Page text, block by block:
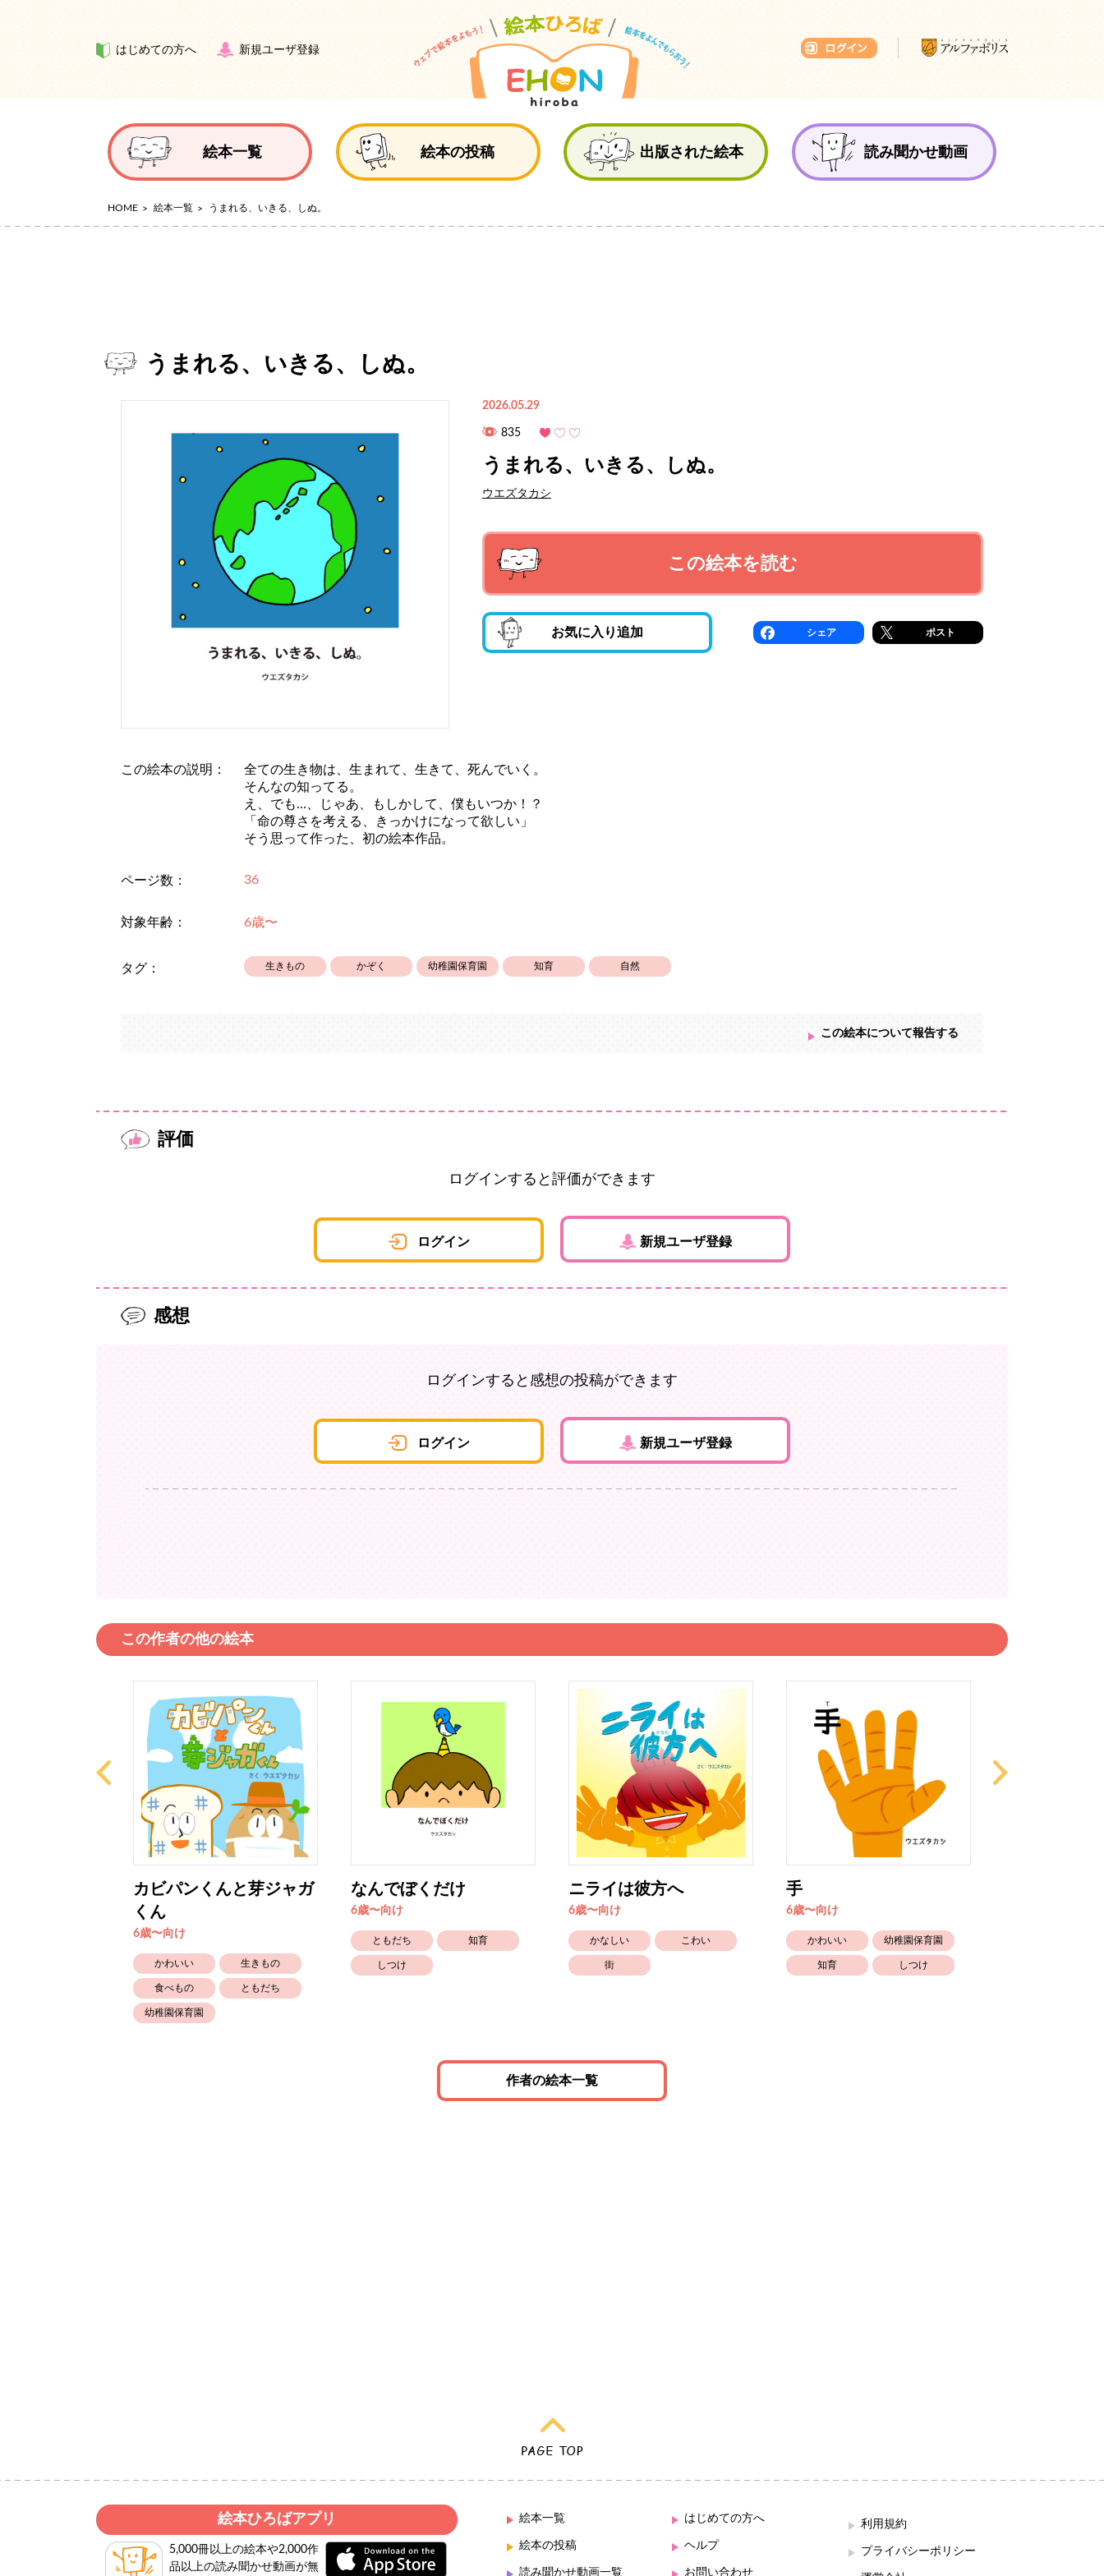
はじめての方へ 新規ユーザ登録
絵本一覧 絵本の投稿 出版された絵本 読み聞かせ動画
HOME 絵本一覧 うまれる、いきる、しぬ。
うまれる、いきる、しぬ。
2026.05.29
835
うまれる、いきる、しぬ。
ウエズタカシ
この絵本を読む
お気に入り追加 シェア ポスト
この絵本の説明：
全ての生き物は、生まれて、生きて、死んでいく。
そんなの知ってる。
え、でも…、じゃあ、もしかして、僕もいつか！？
「命の尊さを考える、きっかけになって欲しい」
そう思って作った、初の絵本作品。
ページ数： 36
対象年齢： 6歳〜
タグ： 生きもの かぞく 幼稚園保育園 知育 自然
この絵本について報告する
評価
ログインすると評価ができます
ログイン 新規ユーザ登録
感想
ログインすると感想の投稿ができます
ログイン 新規ユーザ登録
この作者の他の絵本
カビパンくんと芽ジャガ
くん
6歳〜向け
かわいい 生きもの
食べもの ともだち
幼稚園保育園
なんでぼくだけ
6歳〜向け
ともだち 知育
しつけ
ニライは彼方へ
6歳〜向け
かなしい こわい
街
手
6歳〜向け
かわいい 幼稚園保育園
知育 しつけ
作者の絵本一覧
絵本ひろばアプリ
5,000冊以上の絵本や2,000作
品以上の読み聞かせ動画が無
絵本一覧
絵本の投稿
読み聞かせ動画一覧
はじめての方へ
ヘルプ
お問い合わせ
利用規約
プライバシーポリシー